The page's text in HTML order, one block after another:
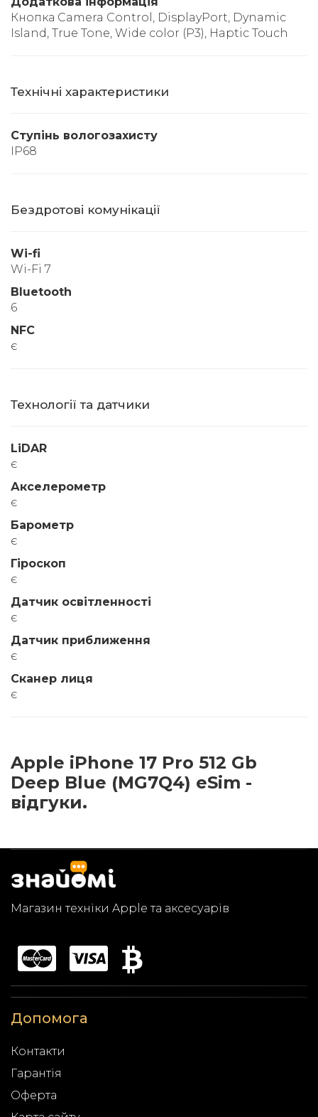
Кнопка Camera Control, DisplayPort, Dynamic
Island, True Tone, Wide color (P3), Haptic Touch
Технічні характеристики
Ступінь вологозахисту
IP68
Бездротові комунікації
Wi-fi
Wi-Fi 7
Bluetooth
6
NFC
є
Технології та датчики
LiDAR
є
Акселерометр
є
Барометр
є
Гіроскоп
є
Датчик освітленності
є
Датчик приближення
є
Сканер лиця
є
Apple iPhone 17 Pro 512 Gb
Deep Blue (MG7Q4) eSim -
відгуки.
Магазин техніки Apple та аксесуарів
Допомога
Контакти
Гарантія
Оферта